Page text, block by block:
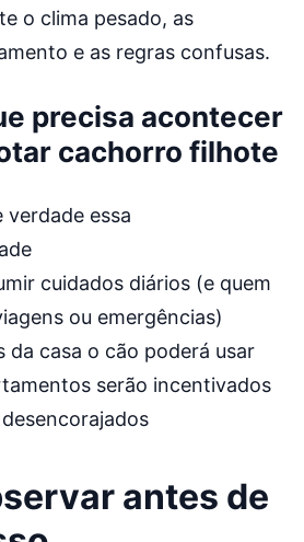
o clima pesado, as
e as regras confusas.
precisa acontecer
cachorro filhote
verdade essa
cuidados diários (e quem
ou emergências)
da casa o cão poderá usar
serão incentivados
antes de